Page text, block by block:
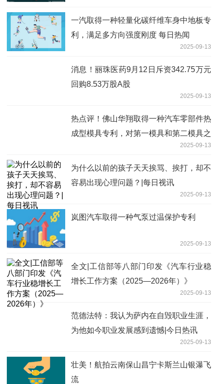
一汽取得一种轻量化碳纤维车身中地板专
利，满足多方向强度刚度 每日热闻
2025-09-13
消息！丽珠医药9月12日斥资342.75万元
回购8.53万股A股
2025-09-13
热点评！佛山华翔取得一种汽车零部件热
成型模具专利，对第一模具和第二模具之
2025-09-13
为什么以前的孩子天天挨骂、挨打，却不
容易出现心理问题？|每日视讯
2025-09-13
岚图汽车取得一种气泵过温保护专利
2025-09-13
全文|工信部等八部门印发《汽车行业稳
增长工作方案（2025—2026年）》
2025-09-13
范德法特：我认为萨内在自毁职业生涯，
为他如今职业发展感到遗憾|今日热讯
2025-09-13
壮美！航拍云南保山昌宁卡斯兰山银瀑飞
流